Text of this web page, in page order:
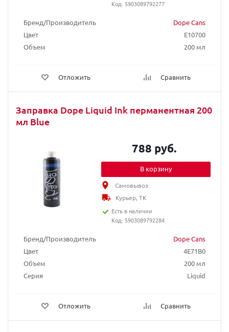
Бренд/Производитель
Dope Cans
Цвет
E10700
Объем
200 мл
Отложить Сравнить
Код: 5903089792277
Заправка Dope Liquid Ink перманентная 200
мл Blue
Бренд/Производитель
Dope Cans
Цвет
4E71B0
Объем
200 мл
Серия
Liquid
Отложить Сравнить
788 руб.
В корзину
Самовывоз
Курьер, ТК
Есть в наличии
Код: 5903089792284